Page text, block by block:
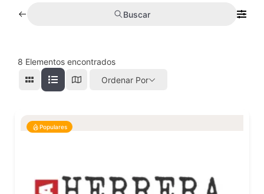
Buscar
8 Elementos encontrados
Ordenar Por
Populares